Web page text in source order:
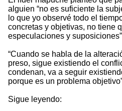
alguien “no es suficiente la
lo que yo observé todo el
concretas y objetivas, no tiene
especulaciones y
“Cuando se habla de la
preso, sigue existiendo el
condenan, va a seguir
porque es un problema
Sigue leyendo: